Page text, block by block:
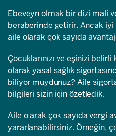
Ebeveyn olmak bir dizi mali
beraberinde getirir. Ancak
aile olarak çok sayıda
Çocuklarınızı ve eşinizi
olarak yasal sağlık
biliyor muydunuz? Aile
bilgileri sizin için özetledik.
Aile olarak çok sayıda vergi
yararlanabilirsiniz. Örneğin,